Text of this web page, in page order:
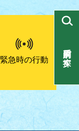
緊急時の行動 目的別で探す